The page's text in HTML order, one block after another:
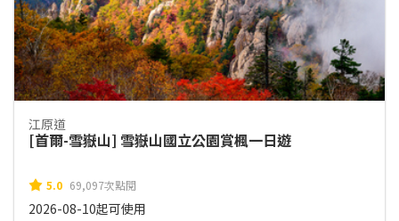
江原道
[首爾-雪嶽山] 雪嶽山國立公園賞楓一日遊
5.0 69,097次點閱
2026-08-10起可使用